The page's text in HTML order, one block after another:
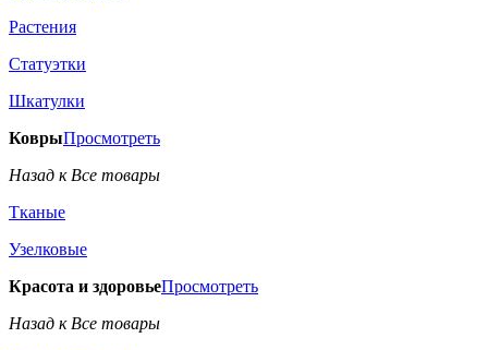
Растения
Статуэтки
Шкатулки
КоврыПросмотреть
Назад к Все товары
Тканые
Узелковые
Красота и здоровьеПросмотреть
Назад к Все товары